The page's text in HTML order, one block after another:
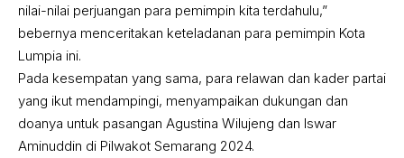
nilai-nilai perjuangan para pemimpin kita terdahulu,”
bebernya menceritakan keteladanan para pemimpin Kota
Lumpia ini.
Pada kesempatan yang sama, para relawan dan kader partai
yang ikut mendampingi, menyampaikan dukungan dan
doanya untuk pasangan Agustina Wilujeng dan Iswar
Aminuddin di Pilwakot Semarang 2024.